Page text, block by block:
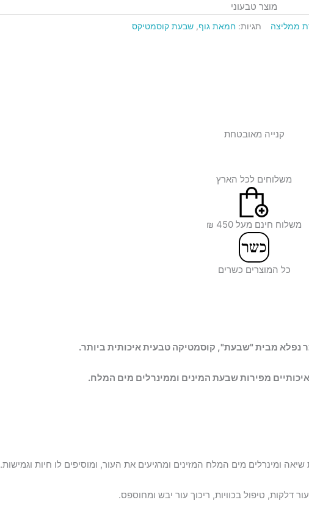
מוצר טבעוני
ממליצה תגיות: חמאת גוף, שבעת קוסמטיקס
קנייה מאובטחת
משלוחים לכל הארץ
משלוח חינם מעל 450 ₪
כל המוצרים כשרים
נפלא מבית "שבעת", קוסמטיקה טבעית איכותית ביותר.
מפירות שבעת המינים וממינרלים מים המלח.
ומינרלים מים המלח המזינים ומרגיעים את העור, ומוסיפים לו חיות וגמישות.
דלקות, טיפול בכוויות, ריכוך עור יבש ומחוספס.